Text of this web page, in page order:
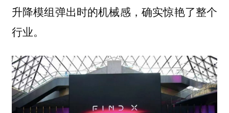
升降模组弹出时的机械感，确实惊艳了整个
行业。